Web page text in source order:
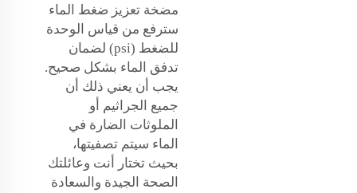
مضخة تعزيز ضغط الماء
سترفع من قياس الوحدة
للضغط (psi) لضمان
تدفق الماء بشكل صحيح.
يجب أن يعني ذلك أن
جميع الجراثيم أو
الملوثات الضارة في
الماء سيتم تصفيتها،
بحيث تختار أنت وعائلتك
الصحة الجيدة والسعادة